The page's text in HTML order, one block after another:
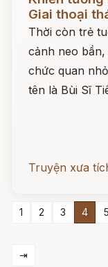
Giai thoại
Thời còn trẻ
cảnh neo
chức quan
tên là Bùi Sĩ
Truyện xưa
1 2 3 4 5
⇥